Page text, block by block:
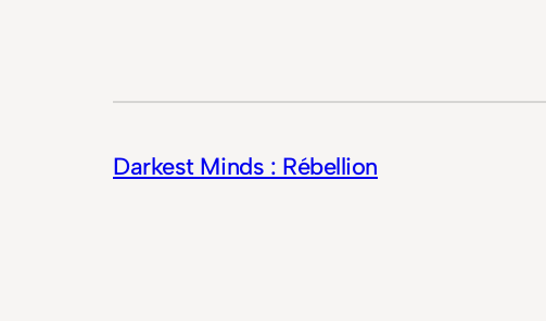
Darkest Minds : Rébellion